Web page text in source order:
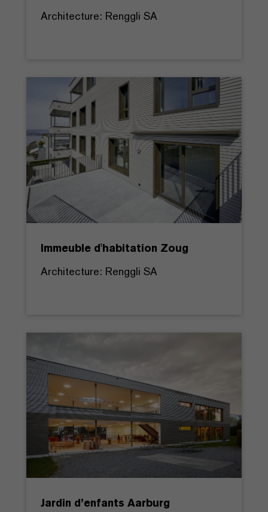
Architecture: Renggli SA
Immeuble d'habitation Zoug
Architecture: Renggli SA
Jardin d’enfants Aarburg